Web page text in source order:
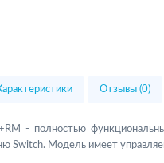
Отзывы (0)
- полностью
Switch. Модель имеет